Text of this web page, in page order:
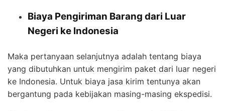
Biaya Pengiriman Barang dari Luar
Negeri ke Indonesia
Maka pertanyaan selanjutnya adalah tentang biaya
yang dibutuhkan untuk mengirim paket dari luar negeri
ke Indonesia. Untuk biaya jasa kirim tentunya akan
bergantung pada kebijakan masing-masing ekspedisi.